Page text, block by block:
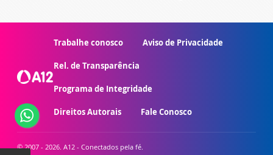
Trabalhe conosco Aviso de Privacidade
Rel. de Transparência
Programa de Integridade
Direitos Autorais Fale Conosco
© 2007 - 2026. A12 - Conectados pela fé.